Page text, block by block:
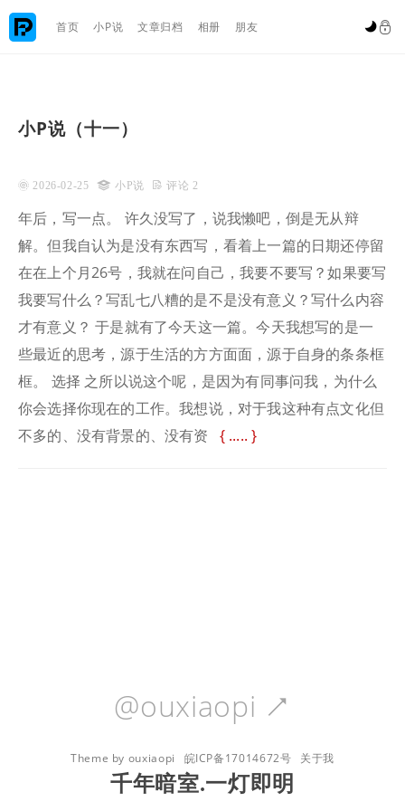
 首页 小P说 文章归档 相册 朋友 
小P说（十一）
 2026-02-25  小P说  评论 2
年后，写一点。 许久没写了，说我懒吧，倒是无从辩
解。但我自认为是没有东西写，看着上一篇的日期还停留
在在上个月26号，我就在问自己，我要不要写？如果要写
我要写什么？写乱七八糟的是不是没有意义？写什么内容
才有意义？ 于是就有了今天这一篇。今天我想写的是一
些最近的思考，源于生活的方方面面，源于自身的条条框
框。 选择 之所以说这个呢，是因为有同事问我，为什么
你会选择你现在的工作。我想说，对于我这种有点文化但
不多的、没有背景的、没有资
.....
@ouxiaopi 
Theme by ouxiaopi 皖ICP备17014672号 关于我
千年暗室.一灯即明